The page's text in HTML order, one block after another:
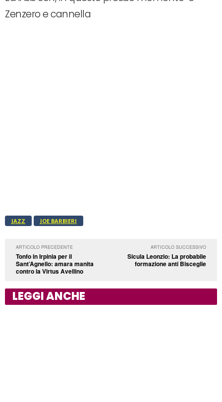
Zenzero e cannella
JAZZ JOE BARBIERI
ARTICOLO PRECEDENTE
Tonfo in Irpinia per il
Sant’Agnello: amara manita
contro la Virtus Avellino
ARTICOLO SUCCESSIVO
Sicula Leonzio: La probabile
formazione anti Bisceglie
LEGGI ANCHE